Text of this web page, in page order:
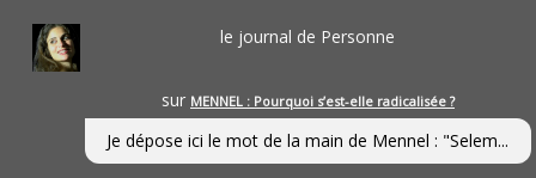
le journal de Personne
sur MENNEL : Pourquoi s’est-elle radicalisée ?
Je dépose ici le mot de la main de Mennel : "Selem...